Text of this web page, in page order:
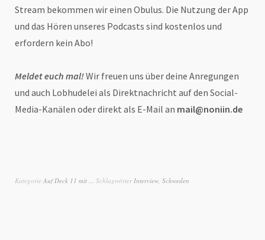
Stream bekommen wir einen Obulus. Die Nutzung der App
und das Hören unseres Podcasts sind kostenlos und
erfordern kein Abo!
Meldet euch mal!Wir freuen uns über deine Anregungen
und auch Lobhudelei als Direktnachricht auf den Social-
Media-Kanälen oder direkt als E-Mail an mail@noniin.de
Kategorie Auf Deck 11 mit ... SchlagwörterInterview, Schweden